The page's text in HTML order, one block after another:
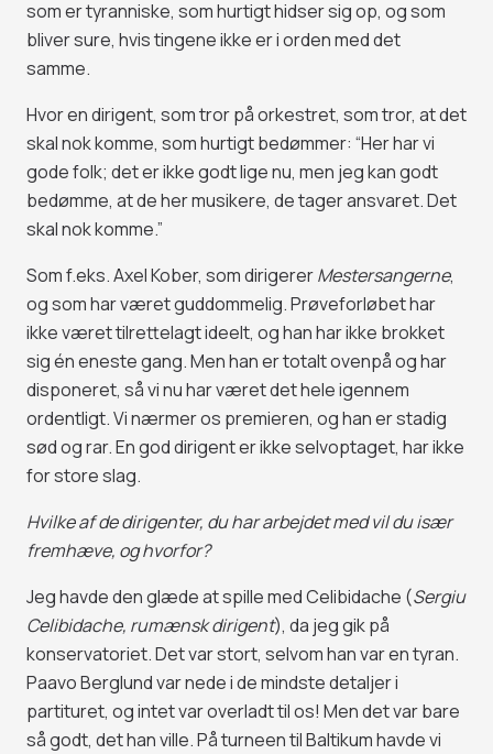
som er tyranniske, som hurtigt hidser sig op, og som
bliver sure, hvis tingene ikke er i orden med det
samme.
Hvor en dirigent, som tror på orkestret, som tror, at det
skal nok komme, som hurtigt bedømmer: “Her har vi
gode folk; det er ikke godt lige nu, men jeg kan godt
bedømme, at de her musikere, de tager ansvaret. Det
skal nok komme.”
Som f.eks. Axel Kober, som dirigererMestersangerne,
og som har været guddommelig. Prøveforløbet har
ikke været tilrettelagt ideelt, og han har ikke brokket
sig én eneste gang. Men han er totalt ovenpå og har
disponeret, så vi nu har været det hele igennem
ordentligt. Vi nærmer os premieren, og han er stadig
sød og rar. En god dirigent er ikke selvoptaget, har ikke
for store slag.
Hvilke af de dirigenter, du har arbejdet med vil du især
fremhæve, og hvorfor?
Jeg havde den glæde at spille med Celibidache (Sergiu
Celibidache, rumænsk dirigent), da jeg gik på
konservatoriet. Det var stort, selvom han var en tyran.
Paavo Berglund var nede i de mindste detaljer i
partituret, og intet var overladt til os! Men det var bare
så godt, det han ville. På turneen til Baltikum havde vi